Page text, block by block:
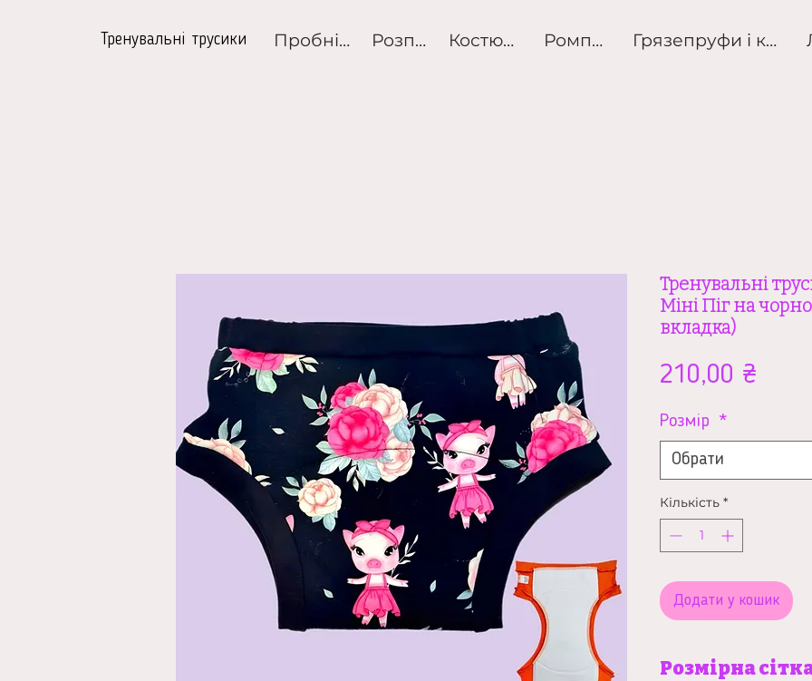
Тренувальні трусики Пробні набори Розпродаж Костюми Ромпери Грязепруфи і
Тренувальні
Міні Піг на
вкладка)
210,00 ₴
Розмір *
Обрати
Кількість *
Додати у кошик
Розмірна